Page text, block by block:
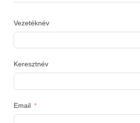
Vezetéknév
Keresztnév
Email